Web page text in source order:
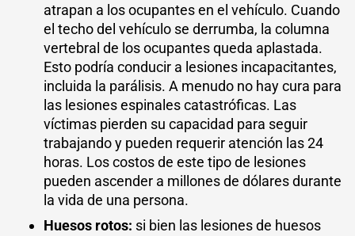
atrapan a los ocupantes en el vehículo. Cuando
el techo del vehículo se derrumba, la columna
vertebral de los ocupantes queda aplastada.
Esto podría conducir a lesiones incapacitantes,
incluida la parálisis. A menudo no hay cura para
las lesiones espinales catastróficas. Las
víctimas pierden su capacidad para seguir
trabajando y pueden requerir atención las 24
horas. Los costos de este tipo de lesiones
pueden ascender a millones de dólares durante
la vida de una persona.
Huesos rotos: si bien las lesiones de huesos